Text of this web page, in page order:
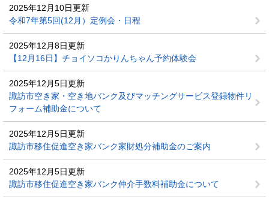
2025年12月10日更新
令和7年第5回(12月）定例会・日程
2025年12月8日更新
【12月16日】チョイソコかりんちゃん予約体験会
2025年12月5日更新
諏訪市空き家・空き地バンク及びマッチングサービス登録物件リ
フォーム補助金について
2025年12月5日更新
諏訪市移住促進空き家バンク家財処分補助金のご案内
2025年12月5日更新
諏訪市移住促進空き家バンク仲介手数料補助金について